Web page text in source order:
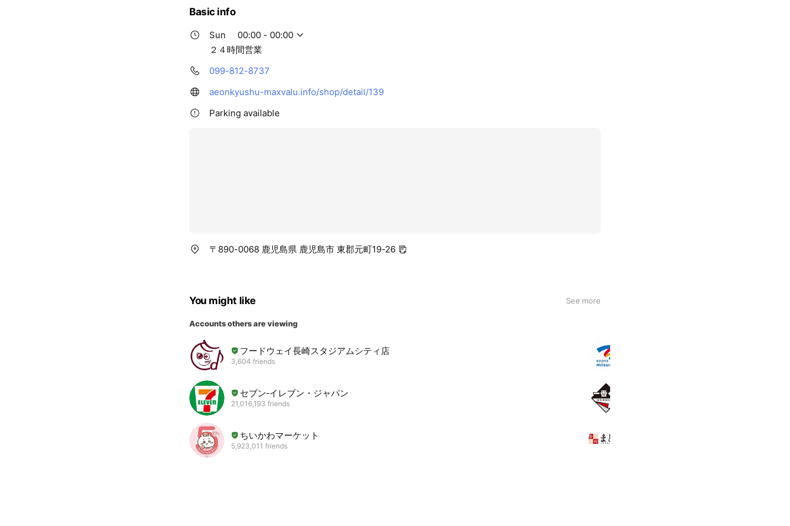
Basic info
Sun
00:00 - 00:00
２４時間営業
099-812-8737
aeonkyushu-maxvalu.info/shop/detail/139
Parking available
〒890-0068 鹿児島県 鹿児島市 東郡元町19-26
You might like See more
Accounts others are viewing
フードウェイ長崎スタジアムシティ店
3,604 friends
セブン‐イレブン・ジャパン
21,016,193 friends
ちいかわマーケット
5,923,011 friends